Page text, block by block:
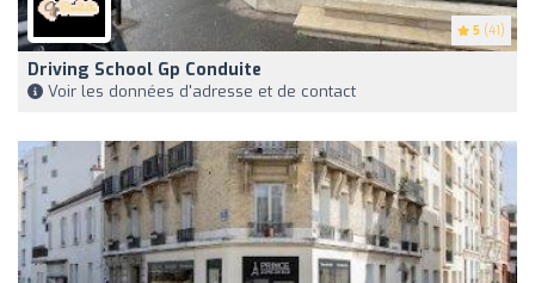
5 (41)
Driving School Gp Conduite
Voir les données d'adresse et de contact